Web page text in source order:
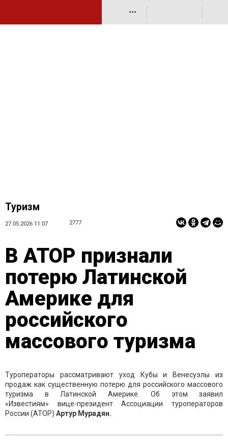
•••
Туризм
27.05.2026 11:07 2777
В АТОР признали
потерю Латинской
Америке для
российского
массового туризма
Туроператоры рассматривают уход Кубы и Венесуэлы из
продаж как существенную потерю для российского массового
туризма в Латинской Америке. Об этом заявил
«Известиям» вице-президент Ассоциации туроператоров
России (АТОР) Артур Мурадян.